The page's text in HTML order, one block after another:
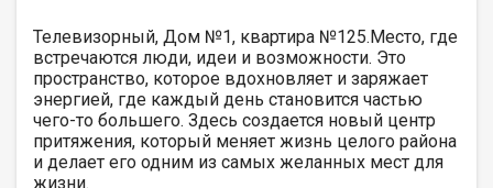
Телевизорный, Дом №1, квартира №125.Место, где
встречаются люди, идеи и возможности. Это
пространство, которое вдохновляет и заряжает
энергией, где каждый день становится частью
чего-то большего. Здесь создается новый центр
притяжения, который меняет жизнь целого района
и делает его одним из самых желанных мест для
жизни.